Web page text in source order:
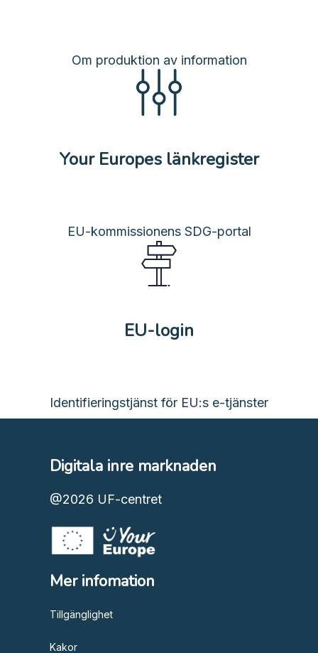
Om produktion av information
Your Europes länkregister
EU-kommissionens SDG-portal
EU-login
Identifieringstjänst för EU:s e-tjänster
Digitala inre marknaden
@2026 UF-centret
Mer infomation
Tillgänglighet
Kakor